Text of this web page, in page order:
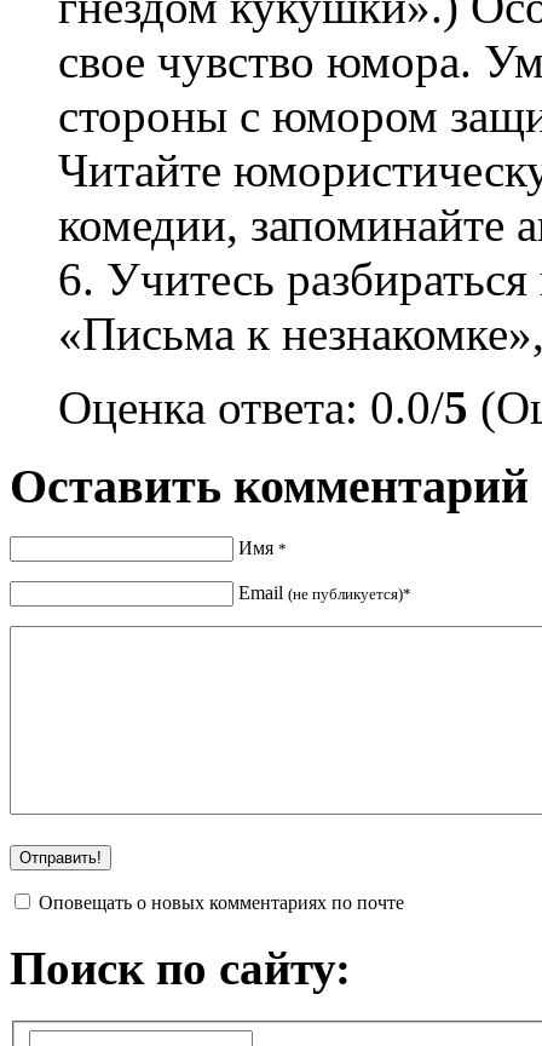
свое чувство юмора.
стороны с юмором
Читайте
комедии, запоминайте
6. Учитесь
«Письма к
Оценка ответа: 0.0/5
Оставить комментарий
Имя *
Email (не публикуется)*
Оповещать о новых комментариях по почте
Поиск по сайту: